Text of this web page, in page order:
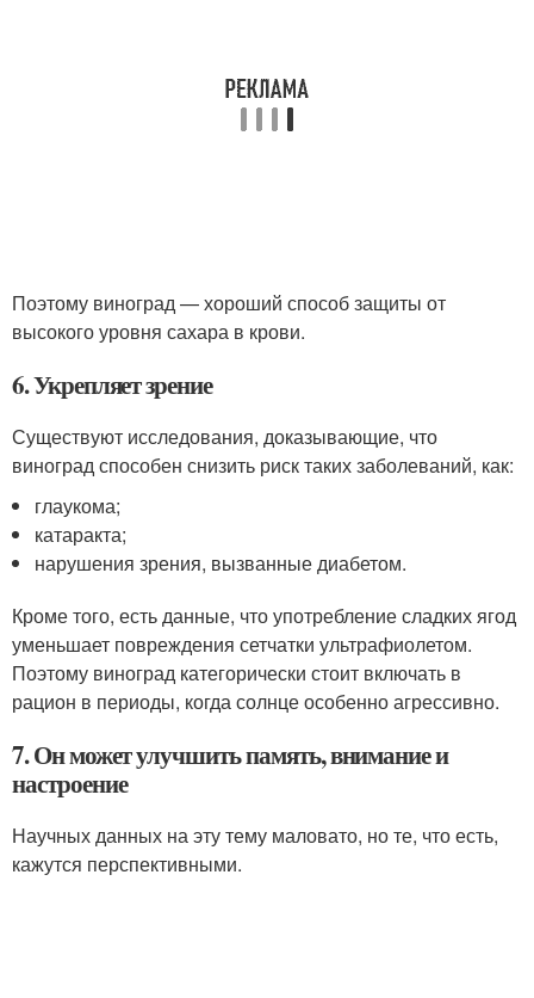
Поэтому виноград — хороший способ защиты от
высокого уровня сахара в крови.
6. Укрепляет зрение
Существуют исследования, доказывающие, что
виноград способен снизить риск таких заболеваний, как:
глаукома;
катаракта;
нарушения зрения, вызванные диабетом.
Кроме того, есть данные, что употребление сладких ягод
уменьшает повреждения сетчатки ультрафиолетом.
Поэтому виноград категорически стоит включать в
рацион в периоды, когда солнце особенно агрессивно.
7. Он может улучшить память, внимание и
настроение
Научных данных на эту тему маловато, но те, что есть,
кажутся перспективными.